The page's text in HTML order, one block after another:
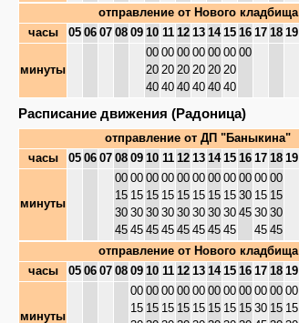
отправление от Нового кладбища
часы
05 06 07 08 09 10 11 12 13 14 15 16 17 18 19
минуты
00
20
40
00
20
40
00
20
40
00
20
40
00
20
40
00
20
40
00
Расписание движения (Радоница)
отправление от ДП "Баныкина"
часы
05 06 07 08 09 10 11 12 13 14 15 16 17 18 19
минуты
00
15
30
45
00
15
30
45
00
15
30
45
00
15
30
45
00
15
30
45
00
15
30
45
00
15
30
45
00
15
30
45
00
30
45
00
15
30
45
00
15
30
45
отправление от Нового кладбища
часы
05 06 07 08 09 10 11 12 13 14 15 16 17 18 19
минуты
00
15
00
15
00
15
00
15
00
15
00
15
00
15
00
15
00
30
00
15
00
15